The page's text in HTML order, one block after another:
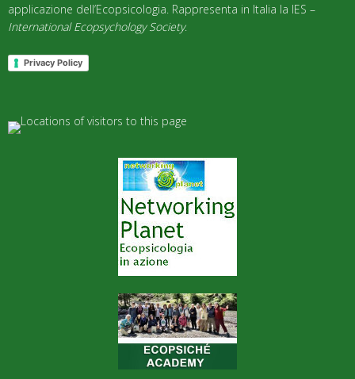
applicazione dell’Ecopsicologia. Rappresenta in Italia la IES –
International Ecopsychology Society.
Privacy Policy